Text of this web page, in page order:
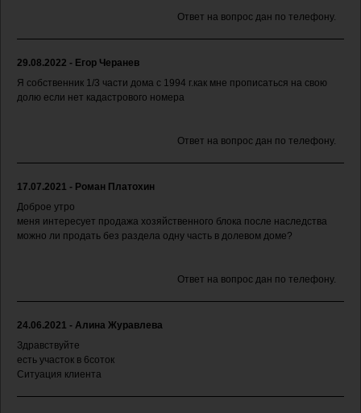
Ответ на вопрос дан по телефону.
29.08.2022 - Егор Черанев
Я собственник 1/3 части дома с 1994 г.как мне прописаться на свою
долю если нет кадастрового номера
Ответ на вопрос дан по телефону.
17.07.2021 - Роман Платохин
Доброе утро
меня интересует продажа хозяйственного блока после наследства
можно ли продать без раздела одну часть в долевом доме?
Ответ на вопрос дан по телефону.
24.06.2021 - Алина Журавлева
Здравствуйте
есть участок в 6соток
Ситуация клиента